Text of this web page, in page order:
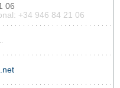
06
+34 946 84 21 06